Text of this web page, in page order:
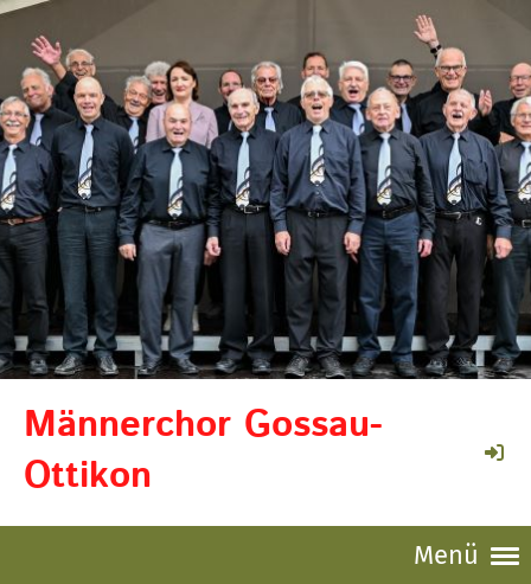
Männerchor Gossau-
Ottikon
Menü